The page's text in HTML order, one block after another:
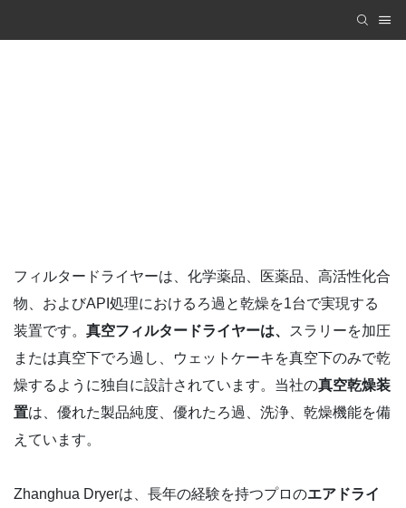
フィルタードライヤーは、化学薬品、医薬品、高活性化合
物、およびAPI処理におけるろ過と乾燥を1台で実現する
装置です。 真空フィルタードライヤーは、
スラリーを加圧
または真空下でろ過し、ウェットケーキを真空下のみで乾
燥するように独自に設計されています。当社の真空乾燥装
置は、優れた製品純度、優れたろ過、洗浄、乾燥機能を備
えています。
Zhanghua Dryerは、長年の経験を持つプロのエアドライ